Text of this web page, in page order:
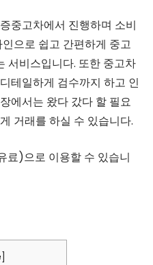
중고차에서 진행하며 소비
으로 쉽고 간편하게 중고
서비스입니다. 또한 중고차
테일하게 검수까지 하고 인
에서는 왔다 갔다 할 필요
거래를 하실 수 있습니다.
료)으로 이용할 수 있습니
]